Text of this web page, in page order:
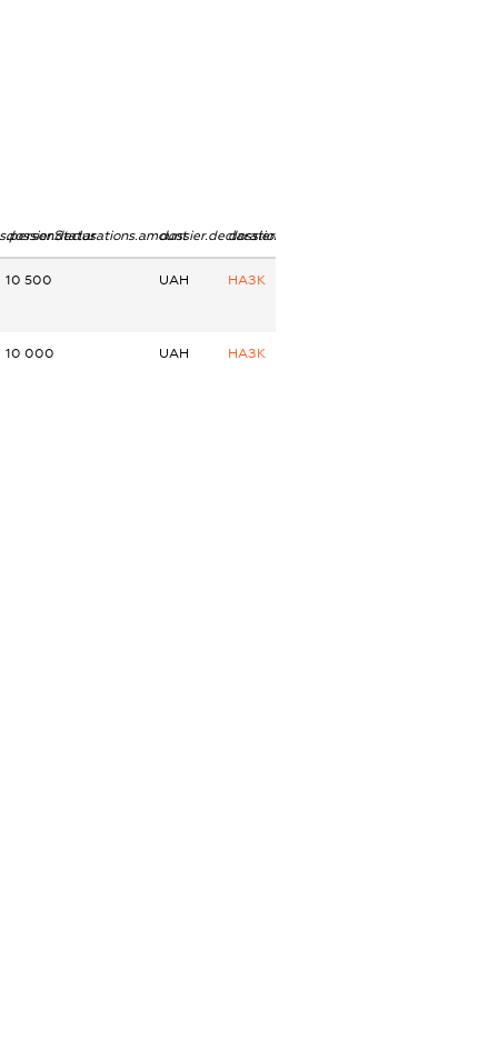
dossier.declarations.amountdossier.declarations.currency
dossier.declarations.source
10 500 UAH НАЗК
10 000 UAH НАЗК